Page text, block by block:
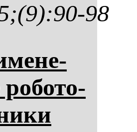
98
ро­бо­то­